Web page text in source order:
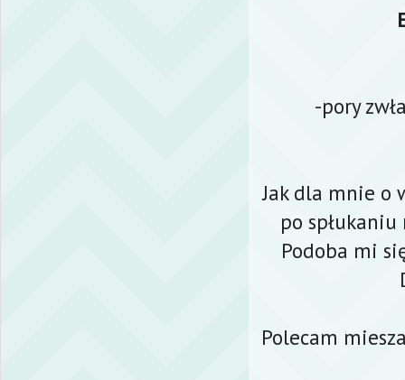
-pory
Jak dla mnie o
po
Podoba mi
Polecam